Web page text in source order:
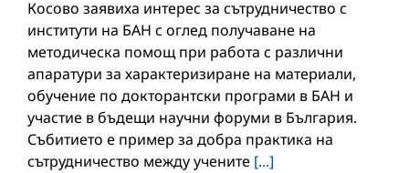
Косово заявиха интерес за сътрудничество с
институти на БАН с оглед получаване на
методическа помощ при работа с различни
апаратури за характеризиране на материали,
обучение по докторантски програми в БАН и
участие в бъдещи научни форуми в България.
Събитието e пример за добра практика на
сътрудничество между учените [...]